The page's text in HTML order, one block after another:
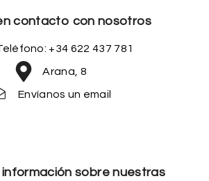
contacto con nosotros
+34 622 437 781
Arana, 8
Envíanos un email
información sobre nuestras